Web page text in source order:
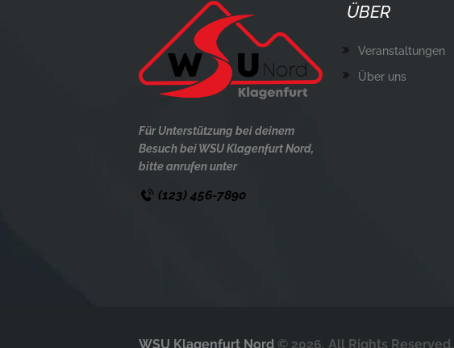
Für Unterstützung bei deinem
Besuch bei WSU Klagenfurt Nord,
bitte anrufen unter
(123) 456-7890
ÜBER
Veranstaltungen
Über uns
WSU Klagenfurt Nord © 2026. All Rights Reserved.